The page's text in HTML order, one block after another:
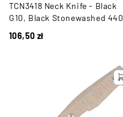
TCN3418 Neck Knife - Black
G10, Black Stonewashed 440
106,50 zł